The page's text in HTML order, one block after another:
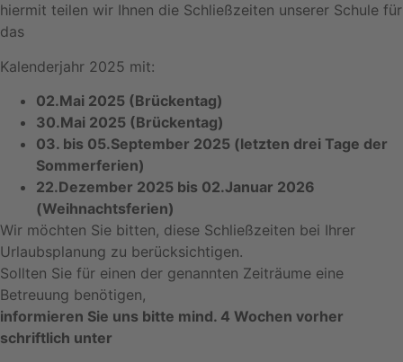
hiermit teilen wir Ihnen die Schließzeiten unserer Schule für
das
Kalenderjahr 2025 mit:
02.Mai 2025 (Brückentag)
30.Mai 2025 (Brückentag)
03. bis 05.September 2025 (letzten drei Tage der
Sommerferien)
22.Dezember 2025 bis 02.Januar 2026
(Weihnachtsferien)
Wir möchten Sie bitten, diese Schließzeiten bei Ihrer
Urlaubsplanung zu berücksichtigen.
Sollten Sie für einen der genannten Zeiträume eine
Betreuung benötigen,
informieren Sie uns bitte mind. 4 Wochen vorher
schriftlich unter